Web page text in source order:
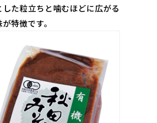
した粒立ちと噛むほどに広がる
特徴です。